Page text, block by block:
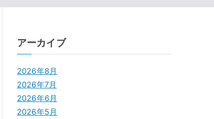
アーカイブ
2026年8月
2026年7月
2026年6月
2026年5月